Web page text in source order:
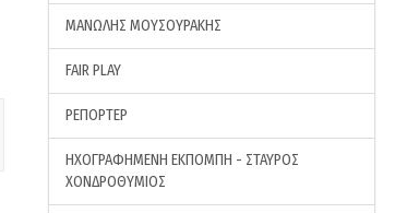
ΜΑΝΩΛΗΣ ΜΟΥΣΟΥΡΑΚΗΣ
FAIR PLAY
ΡΕΠΟΡΤΕΡ
ΗΧΟΓΡΑΦΗΜΕΝΗ ΕΚΠΟΜΠΗ - ΣΤΑΥΡΟΣ
ΧΟΝΔΡΟΘΥΜΙΟΣ